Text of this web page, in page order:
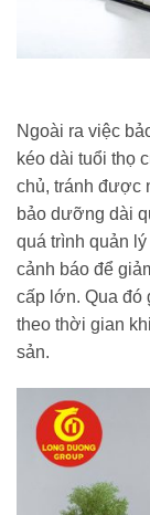
Ngoài ra việc
kéo dài tuổi thọ
chủ, tránh được
bảo dưỡng dài
quá trình quản
cảnh báo để
cấp lớn. Qua đó
theo thời gian
sản.